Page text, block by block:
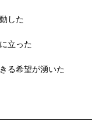
した
立った
る希望が湧いた